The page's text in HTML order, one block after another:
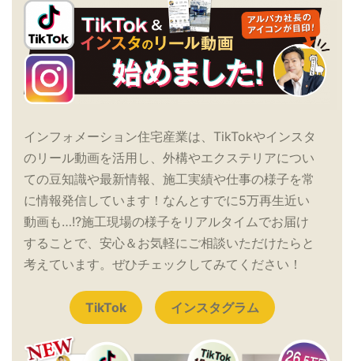
インフォメーション住宅産業は、TikTokやインスタ
のリール動画を活用し、外構やエクステリアについ
ての豆知識や最新情報、施工実績や仕事の様子を常
に情報発信しています！なんとすでに5万再生近い
動画も…!?施工現場の様子をリアルタイムでお届け
することで、安心＆お気軽にご相談いただけたらと
考えています。ぜひチェックしてみてください！
TikTok インスタグラム